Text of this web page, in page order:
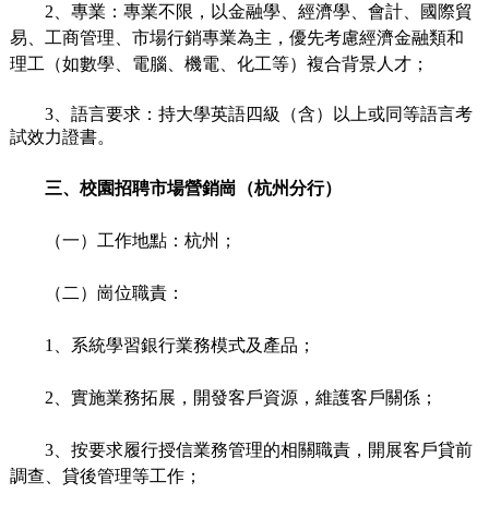
2、專業：專業不限，以金融學、經濟學、會計、國際貿
易、工商管理、市場行銷專業為主，優先考慮經濟金融類和
理工（如數學、電腦、機電、化工等）複合背景人才；
3、語言要求：持大學英語四級（含）以上或同等語言考
試效力證書。
三、校園招聘市場營銷崗（杭州分行）
（一）工作地點：杭州；
（二）崗位職責：
1、系統學習銀行業務模式及產品；
2、實施業務拓展，開發客戶資源，維護客戶關係；
3、按要求履行授信業務管理的相關職責，開展客戶貸前
調查、貸後管理等工作；